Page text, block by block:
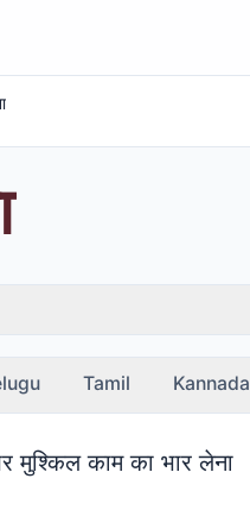
Tamil Kannada
मुश्किल काम का भार लेना